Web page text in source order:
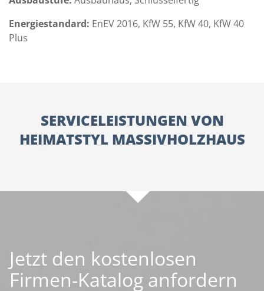
Energiestandard: EnEV 2016, KfW 55, KfW 40, KfW 40
Plus
SERVICELEISTUNGEN VON
HEIMATSTYL MASSIVHOLZHAUS
Jetzt den kostenlosen
Firmen-Katalog anfordern